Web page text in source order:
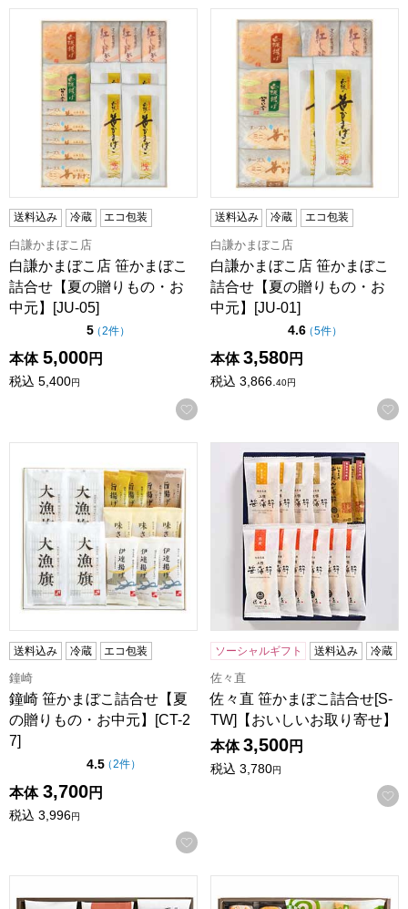
白謙かまぼこ店 笹かまぼこ詰合せ【夏の贈りもの・お中元
送料込み 冷蔵 エコ包装
白謙かまぼこ店
白謙かまぼこ店 笹かまぼこ
詰合せ【夏の贈りもの・お
中元】[JU-05]
5点（5点満点中）
（2件の評価
）
本体 5,000円
税込 5,400円
お気に入りに登録する
白謙かまぼこ店 笹かまぼこ
送料込み 冷蔵 エコ包装
白謙かまぼこ店
白謙かまぼこ店 笹かまぼこ
詰合せ【夏の贈りもの・お
中元】[JU-01]
4.6点（5点満点中）
（5件の評価
）
本体 3,580円
税込 3,866.40円
鐘崎 笹かまぼこ詰合せ【夏の贈りもの・お中元】[CT-27]
送料込み 冷蔵 エコ包装
鐘崎
鐘崎 笹かまぼこ詰合せ【夏
の贈りもの・お中元】[CT-2
7]
4.5点（5点満点中）
（2件の評価
）
本体 3,700円
税込 3,996円
お気に入りに登録する
佐々直 笹かまぼこ詰合せ[S-
ソーシャルギフト 送料込み 冷蔵
佐々直
佐々直 笹かまぼこ詰合せ[S-
TW]【おいしいお取り寄せ】
本体 3,500円
税込 3,780円